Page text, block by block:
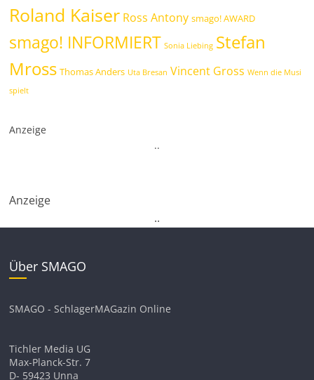
Roland Kaiser Ross Antony smago! AWARD
smago! INFORMIERT Sonia Liebing Stefan
Mross Thomas Anders Uta Bresan Vincent Gross Wenn die Musi
spielt
Anzeige
..
Anzeige
..
Über SMAGO
SMAGO - SchlagerMAGazin Online
Tichler Media UG
Max-Planck-Str. 7
D- 59423 Unna